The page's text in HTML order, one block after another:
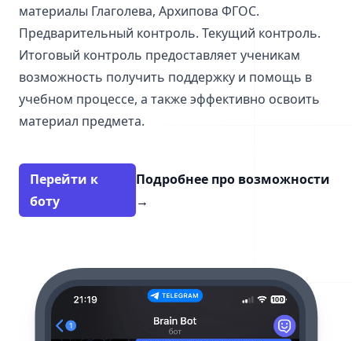
материалы Глаголева, Архипова ФГОС.
Предварительный контроль. Текущий контроль.
Итоговый контроль предоставляет ученикам
возможность получить поддержку и помощь в
учебном процессе, а также эффективно освоить
материал предмета.
Перейти к
боту
Подробнее про возможности
→